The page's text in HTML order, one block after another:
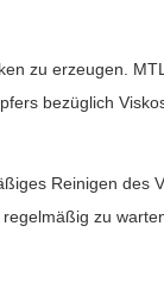
zu erzeugen.
bezüglich
Reinigen des
zu